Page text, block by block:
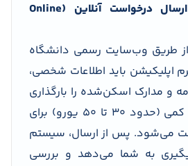
گام چهارم: ارسال درخواست آنلاین (Online
طریق وب‌سایت رسمی دانشگاه
اپلیکیشن باید اطلاعات شخصی،
و مدارک اسکن‌شده را بارگذاری
کنید. در پایان، مبلغ کمی (حدود ۳۰ تا ۵۰ یورو) برای
می‌شود. پس از ارسال، سیستم
به شما می‌دهد و بررسی